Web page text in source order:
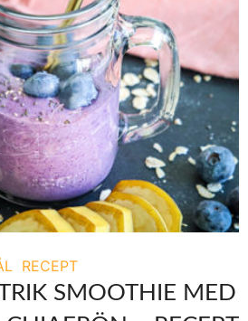
RECEPT
SMOOTHIE MED